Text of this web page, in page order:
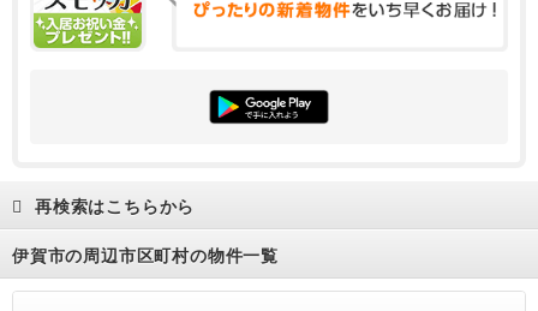
再検索はこちらから
伊賀市の周辺市区町村の物件一覧